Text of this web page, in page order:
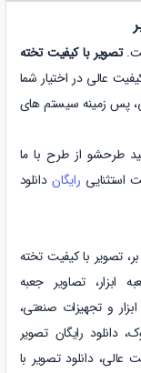
تصویر با کیفیت تخته
عالی در اختیار شما
پس زمینه سیستم های
طرحشو از طرح با ما
استثنایی رایگان دانلود
تصویر با کیفیت تخته
ابزار، تصاویر جعبه
و تجهیزات صنعتی،
دانلود رایگان تصویر
دانلود تصویر با